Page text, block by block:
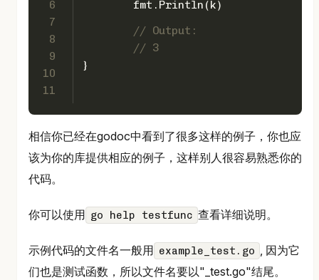
6
7
8
9
10
11
	fmt.Println(k)
// Output:
// 3
}
相信你已经在godoc中看到了很多这样的例子，你也应
该为你的库提供相应的例子，这样别人很容易熟悉你的
代码。
你可以使用 go help testfunc 查看详细说明。
示例代码的文件名一般用 example_test.go , 因为它
们也是测试函数，所以文件名要以"_test.go"结尾。